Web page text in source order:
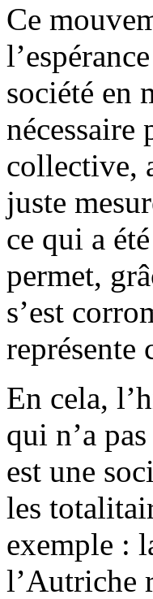
Ce
société en
nécessaire
collective,
juste
ce qui a
permet,
s’est
représente
En cela,
qui n’a
est une
les
exemple :
l’Autriche